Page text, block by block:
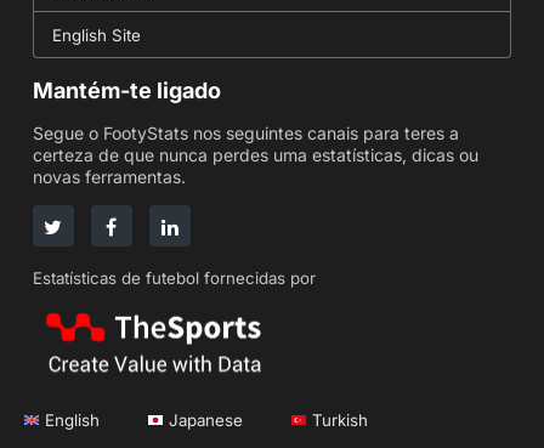
English Site
Mantém-te ligado
Segue o FootyStats nos seguintes canais para teres a
certeza de que nunca perdes uma estatísticas, dicas ou
novas ferramentas.
Estatísticas de futebol fornecidas por
English Japanese Turkish